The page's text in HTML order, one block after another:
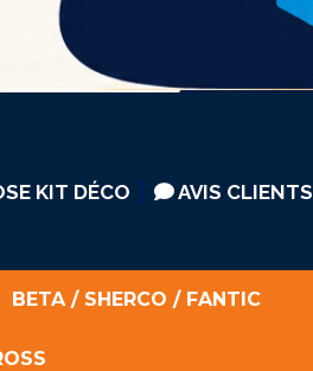
KIT DÉCO AVIS CLIENTS
BETA / SHERCO / FANTIC